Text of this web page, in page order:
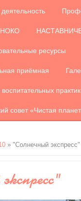
НОКО
ресурсы
приёмная
совет «Чистая
» "Солнечный экспресс"